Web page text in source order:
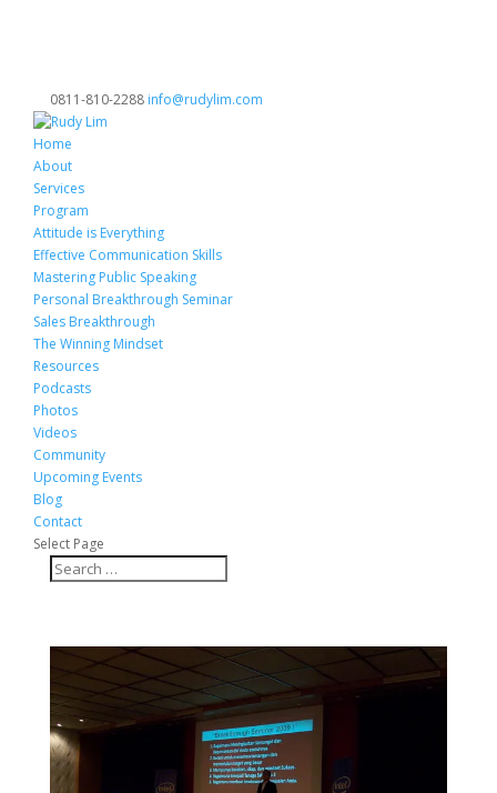
0811-810-2288 info@rudylim.com
Home
About
Services
Program
Attitude is Everything
Effective Communication Skills
Mastering Public Speaking
Personal Breakthrough Seminar
Sales Breakthrough
The Winning Mindset
Resources
Podcasts
Photos
Videos
Community
Upcoming Events
Blog
Contact
Select Page